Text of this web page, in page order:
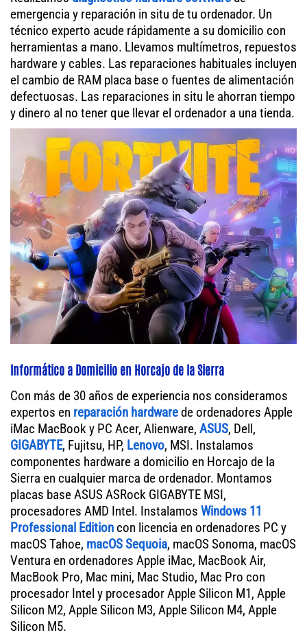
emergencia y reparación in situ de tu ordenador. Un
técnico experto acude rápidamente a su domicilio con
herramientas a mano. Llevamos multímetros, repuestos
hardware y cables. Las reparaciones habituales incluyen
el cambio de RAM placa base o fuentes de alimentación
defectuosas. Las reparaciones in situ le ahorran tiempo
y dinero al no tener que llevar el ordenador a una tienda.
Informático a Domicilio en Horcajo de la Sierra
Con más de 30 años de experiencia nos consideramos
expertos en reparación hardwarede ordenadores Apple
iMac MacBook y PC Acer, Alienware, ASUS, Dell,
GIGABYTE, Fujitsu, HP, Lenovo, MSI. Instalamos
componentes hardware a domicilio en Horcajo de la
Sierra en cualquier marca de ordenador. Montamos
placas base ASUS ASRock GIGABYTE MSI,
procesadores AMD Intel. Instalamos Windows 11
Professional Edition con licencia en ordenadores PC y
macOS Tahoe, macOS Sequoia, macOS Sonoma, macOS
Ventura en ordenadores Apple iMac, MacBook Air,
MacBook Pro, Mac mini, Mac Studio, Mac Pro con
procesador Intel y procesador Apple Silicon M1, Apple
Silicon M2, Apple Silicon M3, Apple Silicon M4, Apple
Silicon M5.